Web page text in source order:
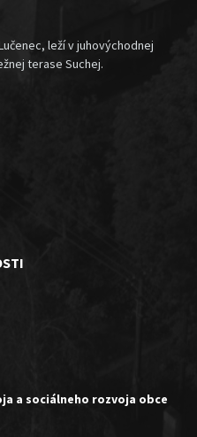
leží v juhovýchodnej
terase Suchej.
a sociálneho rozvoja obce